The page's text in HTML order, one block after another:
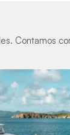
Contamos